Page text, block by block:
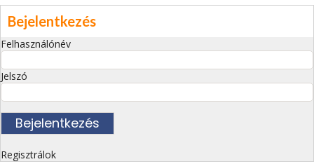
Bejelentkezés
Felhasználónév
Jelszó
Regisztrálok